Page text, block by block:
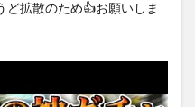
ど拡散のため👍お願いしま